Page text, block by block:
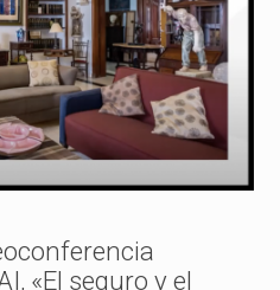
«El seguro y el